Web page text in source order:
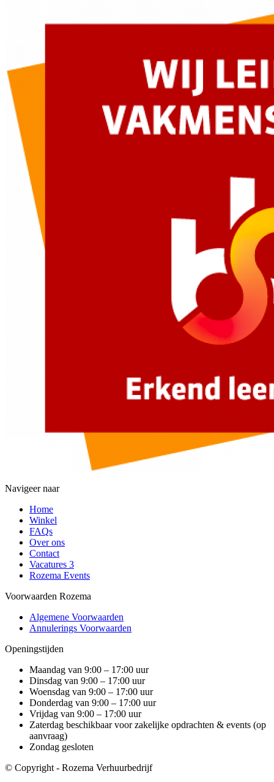
Navigeer naar
Home
Winkel
FAQs
Over ons
Contact
Vacatures 3
Rozema Events
Voorwaarden Rozema
Algemene Voorwaarden
Annulerings Voorwaarden
Openingstijden
Maandag van 9:00 – 17:00 uur
Dinsdag van 9:00 – 17:00 uur
Woensdag van 9:00 – 17:00 uur
Donderdag van 9:00 – 17:00 uur
Vrijdag van 9:00 – 17:00 uur
Zaterdag beschikbaar voor zakelijke opdrachten & events (op
aanvraag)
Zondag gesloten
© Copyright - Rozema Verhuurbedrijf